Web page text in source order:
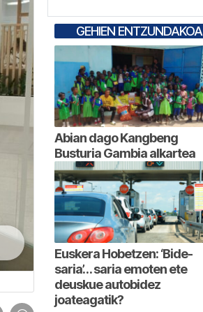
GEHIEN ENTZUNDAKOA
Abian dago Kangbeng
Busturia Gambia alkartea
Euskera Hobetzen: ‘Bide-
saria’… saria emoten ete
deuskue autobidez
joateagatik?